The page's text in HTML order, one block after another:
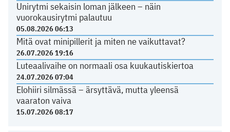
Unirytmi sekaisin loman jälkeen – näin
vuorokausirytmi palautuu
05.08.2026 06:13
Mitä ovat minipillerit ja miten ne vaikuttavat?
26.07.2026 19:16
Luteaalivaihe on normaali osa kuukautiskiertoa
24.07.2026 07:04
Elohiiri silmässä – ärsyttävä, mutta yleensä
vaaraton vaiva
15.07.2026 08:17